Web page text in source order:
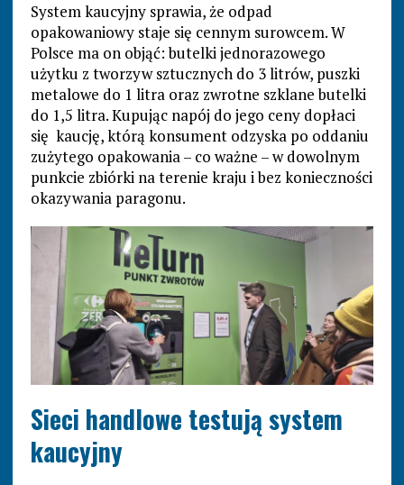
System kaucyjny sprawia, że odpad
opakowaniowy staje się cennym surowcem. W
Polsce ma on objąć: butelki jednorazowego
użytku z tworzyw sztucznych do 3 litrów, puszki
metalowe do 1 litra oraz zwrotne szklane butelki
do 1,5 litra. Kupując napój do jego ceny dopłaci
się kaucję, którą konsument odzyska po oddaniu
zużytego opakowania – co ważne – w dowolnym
punkcie zbiórki na terenie kraju i bez konieczności
okazywania paragonu.
Sieci handlowe testują system
kaucyjny